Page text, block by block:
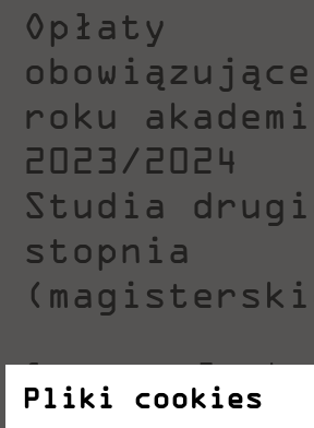
Opłaty
roku
2023/2024
Studia
stopnia
Czesne na I roku
studiów
Pliki cookies